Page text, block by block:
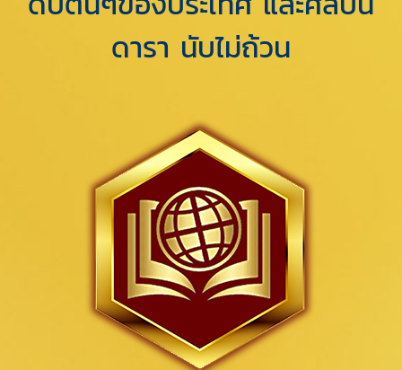
ดารา นับไม่ถ้วน